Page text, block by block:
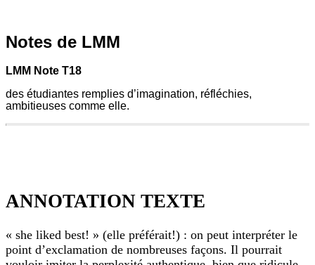
653
pensée
Ruby
ne
livres
ce
genre
de
Notes de LMM
LMM Note T18
des étudiantes remplies d’imagination, réfléchies,
ambitieuses comme elle.
remplies
d’imagination,
ambitieuses
comme
elle.
ANNOTATION TEXTE
« she liked best! » (elle préférait!) : on peut interpréter le
point d’exclamation de nombreuses façons. Il pourrait